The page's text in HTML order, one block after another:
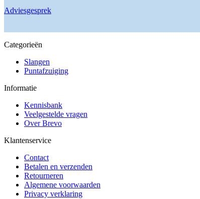
worden
de
Adviesgesprek
Categorieën
Slangen
Puntafzuiging
Informatie
Kennisbank
Veelgestelde vragen
Over Brevo
Klantenservice
Contact
Betalen en verzenden
Retourneren
Algemene voorwaarden
Privacy verklaring